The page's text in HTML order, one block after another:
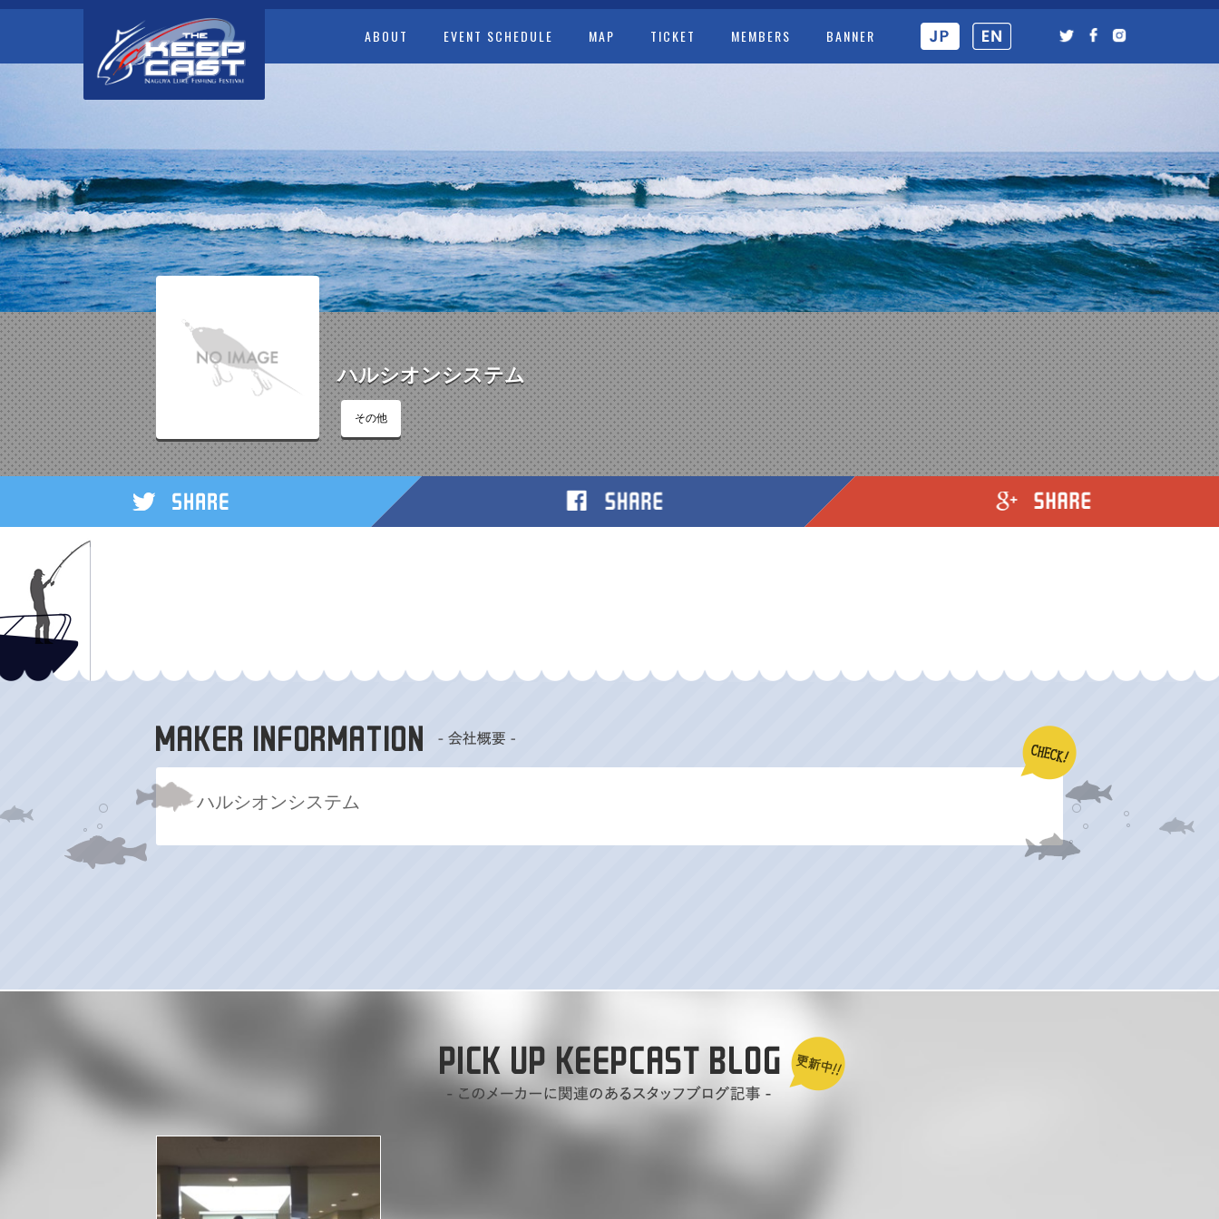
ABOUT EVENT SCHEDULE MAP TICKET MEMBERS BANNER
ハルシオンシステム
その他
ハルシオンシステム